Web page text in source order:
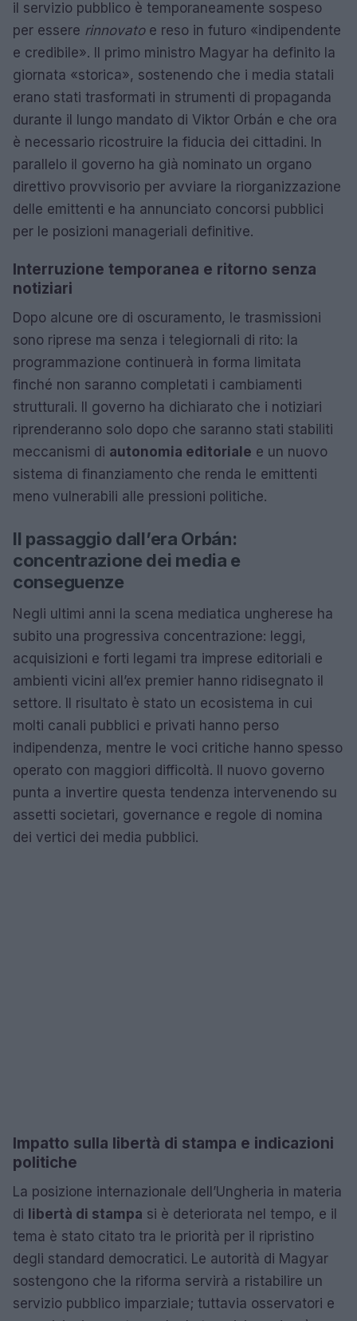
il servizio pubblico è temporaneamente sospeso
per essere rinnovatoe reso in futuro «indipendente
e credibile». Il primo ministro Magyar ha definito la
giornata «storica», sostenendo che i media statali
erano stati trasformati in strumenti di propaganda
durante il lungo mandato di Viktor Orbán e che ora
è necessario ricostruire la fiducia dei cittadini. In
parallelo il governo ha già nominato un organo
direttivo provvisorio per avviare la riorganizzazione
delle emittenti e ha annunciato concorsi pubblici
per le posizioni manageriali definitive.
Interruzione temporanea e ritorno senza
notiziari
Dopo alcune ore di oscuramento, le trasmissioni
sono riprese ma senza i telegiornali di rito: la
programmazione continuerà in forma limitata
finché non saranno completati i cambiamenti
strutturali. Il governo ha dichiarato che i notiziari
riprenderanno solo dopo che saranno stati stabiliti
meccanismi di autonomia editoriale e un nuovo
sistema di finanziamento che renda le emittenti
meno vulnerabili alle pressioni politiche.
Il passaggio dall’era Orbán:
concentrazione dei media e
conseguenze
Negli ultimi anni la scena mediatica ungherese ha
subito una progressiva concentrazione: leggi,
acquisizioni e forti legami tra imprese editoriali e
ambienti vicini all’ex premier hanno ridisegnato il
settore. Il risultato è stato un ecosistema in cui
molti canali pubblici e privati hanno perso
indipendenza, mentre le voci critiche hanno spesso
operato con maggiori difficoltà. Il nuovo governo
punta a invertire questa tendenza intervenendo su
assetti societari, governance e regole di nomina
dei vertici dei media pubblici.
Impatto sulla libertà di stampa e indicazioni
politiche
La posizione internazionale dell’Ungheria in materia
di libertà di stampa si è deteriorata nel tempo, e il
tema è stato citato tra le priorità per il ripristino
degli standard democratici. Le autorità di Magyar
sostengono che la riforma servirà a ristabilire un
servizio pubblico imparziale; tuttavia osservatori e